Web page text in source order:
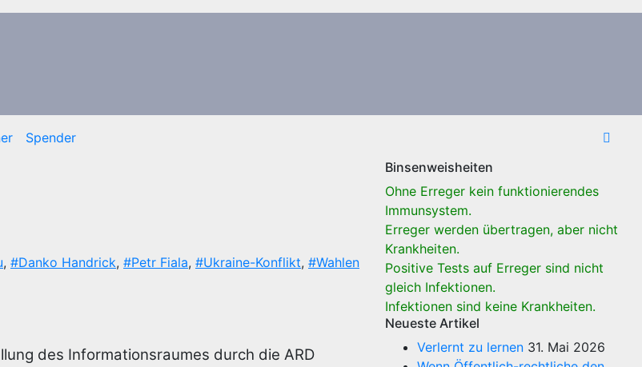
Spender
, #Danko Handrick, #Petr Fiala, #Ukraine-Konflikt, #Wahlen
des Informationsraumes durch die ARD
Binsenweisheiten
Ohne Erreger kein funktionierendes
Immunsystem.
Erreger werden übertragen, aber nicht
Krankheiten.
Positive Tests auf Erreger sind nicht
gleich Infektionen.
Infektionen sind keine Krankheiten.
Neueste Artikel
Verlernt zu lernen 31. Mai 2026